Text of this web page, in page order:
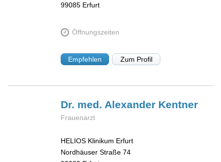
99085 Erfurt
Öffnungszeiten
Empfehlen Zum Profil
Dr. med. Alexander Kentner
Frauenarzt
HELIOS Klinikum Erfurt
Nordhäuser Straße 74